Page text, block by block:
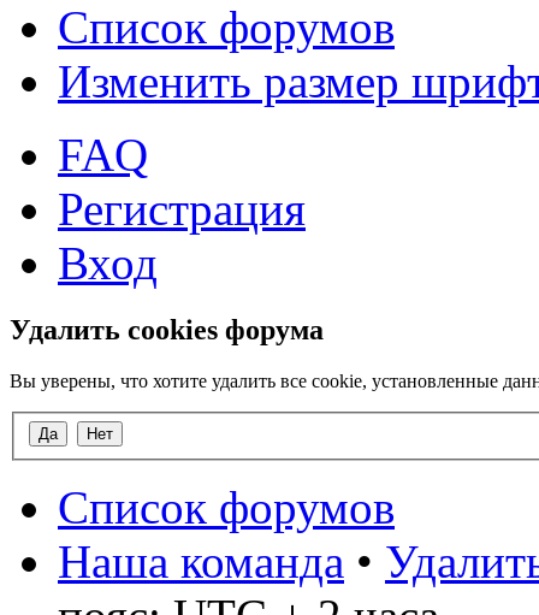
Список форумов
Изменить размер
FAQ
Регистрация
Вход
Удалить cookies форума
Вы уверены, что хотите удалить все cookie, установленные
Список форумов
Наша команда •